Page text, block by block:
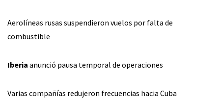
Aerolíneas rusas suspendieron vuelos por falta de
combustible
Iberia anunció pausa temporal de operaciones
Varias compañías redujeron frecuencias hacia Cuba